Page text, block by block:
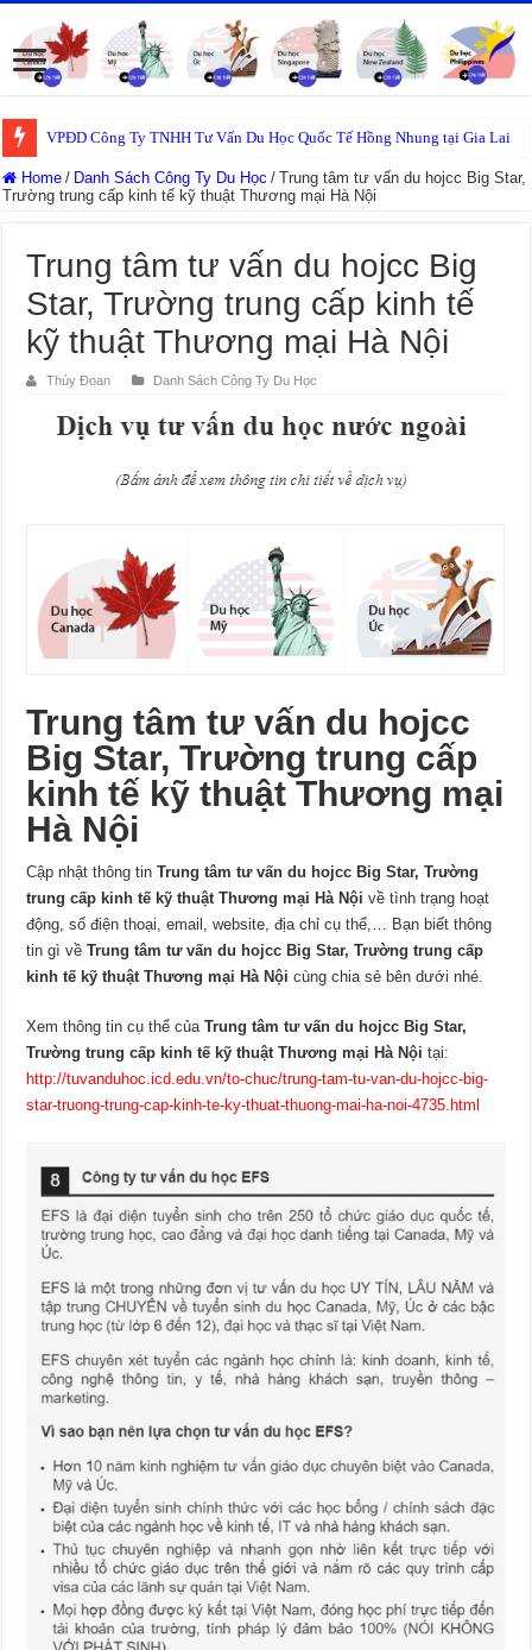
VPĐD Công Ty TNHH Tư Vấn Du Học Quốc Tế Hồng Nhung tại Gia Lai
Home / Danh Sách Công Ty Du Học / Trung tâm tư vấn du hojcc Big Star,
Trường trung cấp kinh tế kỹ thuật Thương mại Hà Nội
Trung tâm tư vấn du hojcc Big
Star, Trường trung cấp kinh tế
kỹ thuật Thương mại Hà Nội
Thúy Đoan Danh Sách Công Ty Du Học
Trung tâm tư vấn du hojcc
Big Star, Trường trung cấp
kinh tế kỹ thuật Thương mại
Hà Nội
Cập nhật thông tinTrung tâm tư vấn du hojcc Big Star, Trường
trung cấp kinh tế kỹ thuật Thương mại Hà Nội về tình trạng hoạt
động, số điện thoại, email, website, địa chỉ cụ thể,… Bạn biết thông
tin gì vềTrung tâm tư vấn du hojcc Big Star, Trường trung cấp
kinh tế kỹ thuật Thương mại Hà Nội cùng chia sẻ bên dưới nhé.
Xem thông tin cụ thể củaTrung tâm tư vấn du hojcc Big Star,
Trường trung cấp kinh tế kỹ thuật Thương mại Hà Nội tại:
http://tuvanduhoc.icd.edu.vn/to-chuc/trung-tam-tu-van-du-hojcc-big-
star-truong-trung-cap-kinh-te-ky-thuat-thuong-mai-ha-noi-4735.html